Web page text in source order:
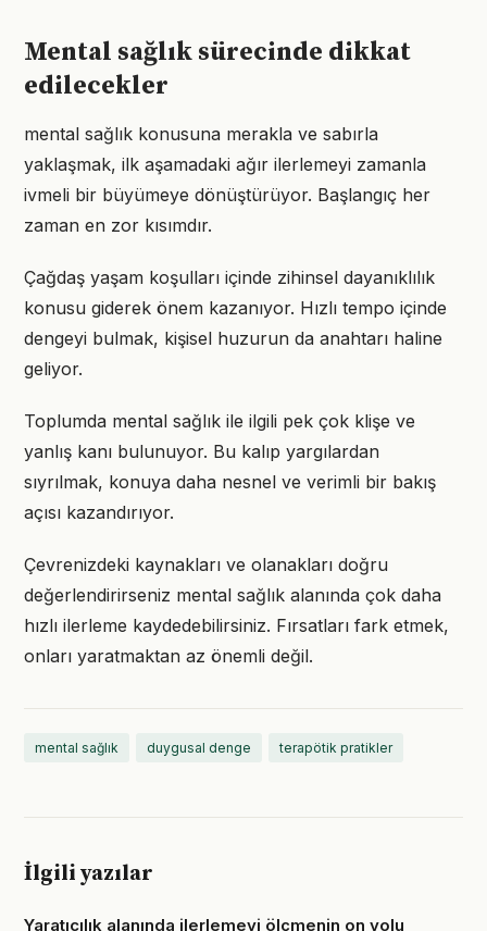
Mental sağlık sürecinde dikkat
edilecekler
mental sağlık konusuna merakla ve sabırla
yaklaşmak, ilk aşamadaki ağır ilerlemeyi zamanla
ivmeli bir büyümeye dönüştürüyor. Başlangıç her
zaman en zor kısımdır.
Çağdaş yaşam koşulları içinde zihinsel dayanıklılık
konusu giderek önem kazanıyor. Hızlı tempo içinde
dengeyi bulmak, kişisel huzurun da anahtarı haline
geliyor.
Toplumda mental sağlık ile ilgili pek çok klişe ve
yanlış kanı bulunuyor. Bu kalıp yargılardan
sıyrılmak, konuya daha nesnel ve verimli bir bakış
açısı kazandırıyor.
Çevrenizdeki kaynakları ve olanakları doğru
değerlendirirseniz mental sağlık alanında çok daha
hızlı ilerleme kaydedebilirsiniz. Fırsatları fark etmek,
onları yaratmaktan az önemli değil.
mental sağlık duygusal denge terapötik pratikler
İlgili yazılar
Yaratıcılık alanında ilerlemeyi ölçmenin on yolu